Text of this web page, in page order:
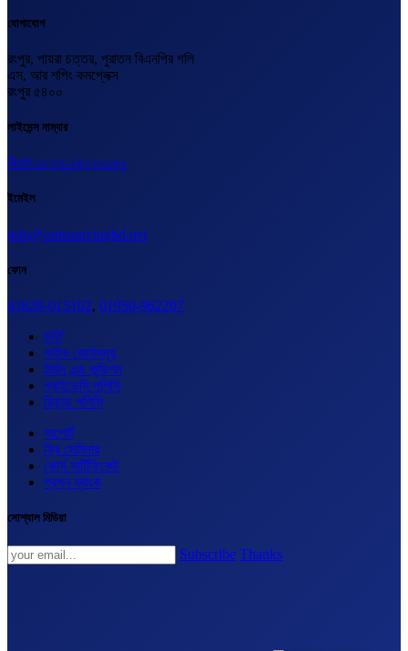
যোগাযোগ
রংপুর, পায়রা চত্তর, পুরাতন বিএনপির গলি
এস, আর শপিং কমপ্লেক্স
রংপুর ৫৪০০
লাইসেন্স নাম্বার
বিএল-২০২৩-২৪০০০১৬২
ইমেইল
info@outsourcingbd.net
ফোন
01828-015102, 01950-962207
ভর্তি
লাইভ কোর্সসমূহ
টার্মস এন্ড কন্ডিশন
প্রাইভেসি পলিসি
রিফান্ড পলিসি
সাপোর্ট
ফ্রি সেমিনার
কোর্স সার্টিফিকেট
প্রশ্ন ব্যাংক
সোশ্যাল মিডিয়া
Subscribe Thanks